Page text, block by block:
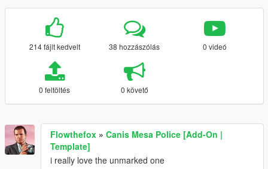
214 fájlt kedvelt 38 hozzászólás 0 videó
0 feltöltés 0 követő
Flowthefox » Canis Mesa Police [Add-On |
Template]
i really love the unmarked one